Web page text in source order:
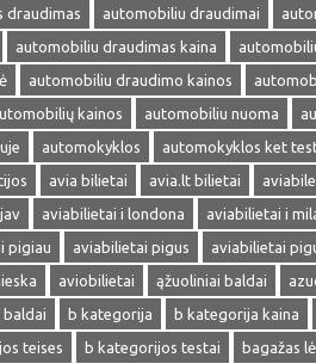
draudimas
automobiliu draudimai
automobiliu draudimas kaina
automobiliu draudimo kainos
kainos automobiliu nuoma
automokyklos automokyklos ket
avia bilietai avia.lt bilietai
aviabilietai i londona aviabilietai i
pigiau aviabilietai pigus
aviabilietai
aviobilietai ąžuoliniai baldai
baldai b kategorija b kategorija kaina
teises b kategorijos testai bagažas